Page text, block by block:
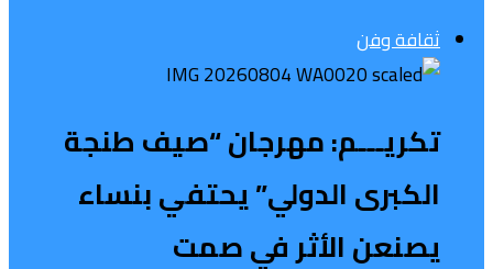
ثقافة وفن
تكريـــم: مهرجان “صيف طنجة
الكبرى الدولي” يحتفي بنساء
يصنعن الأثر في صمت